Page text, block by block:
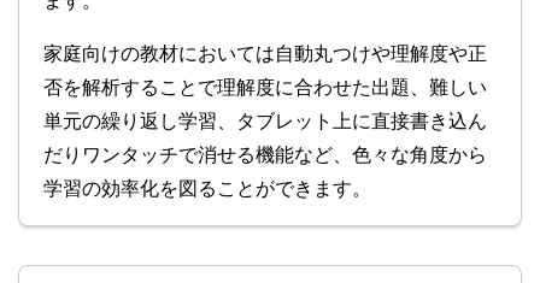
家庭向けの教材においては自動丸つけや理解度や正
否を解析することで理解度に合わせた出題、難しい
単元の繰り返し学習、タブレット上に直接書き込ん
だりワンタッチで消せる機能など、色々な角度から
学習の効率化を図ることができます。